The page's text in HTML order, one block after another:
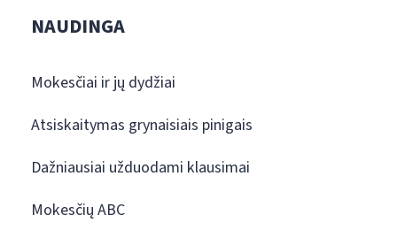
NAUDINGA
Mokesčiai ir jų dydžiai
Atsiskaitymas grynaisiais pinigais
Dažniausiai užduodami klausimai
Mokesčių ABC